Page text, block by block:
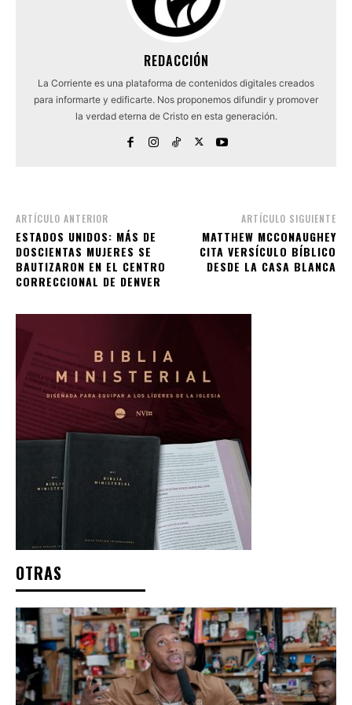
REDACCIÓN
La Corriente es una plataforma de contenidos digitales creados
para informarte y edificarte. Nos proponemos difundir y promover
la verdad eterna de Cristo en esta generación.
ARTÍCULO ANTERIOR
ESTADOS UNIDOS: MÁS DE
DOSCIENTAS MUJERES SE
BAUTIZARON EN EL CENTRO
CORRECCIONAL DE DENVER
ARTÍCULO SIGUIENTE
MATTHEW MCCONAUGHEY
CITA VERSÍCULO BÍBLICO
DESDE LA CASA BLANCA
OTRAS